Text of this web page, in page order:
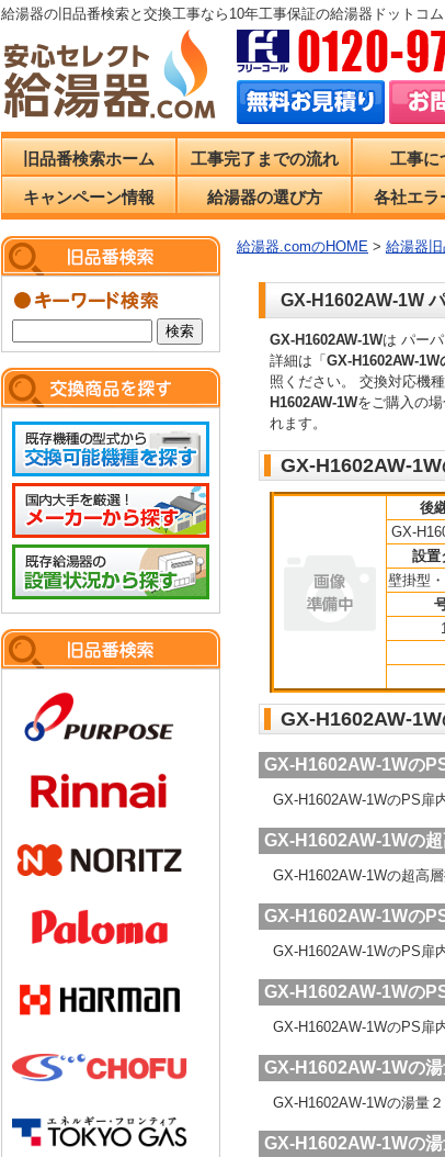
給湯器の旧品番検索と交換工事なら10年工事保証の給湯器ドットコム
旧品番検索ホーム 工事完了までの流れ 工事に
キャンペーン情報 給湯器の選び方 各社エラ
給湯器.comのHOME > 給湯器
GX-H1602AW-1W
GX-H1602AW-1Wは パー
詳細は「 GX-H1602AW-1W
照ください。 交換対応機
H1602AW-1Wをご購入の
れます。
GX-H1602AW-
後
GX-
設置
壁掛型
GX-H1602AW-
GX-H1602AW-1Wの
GX-H1602AW-1WのPS扉
GX-H1602AW-1Wの
GX-H1602AW-1Wの超高
GX-H1602AW-1Wの
GX-H1602AW-1WのPS扉
GX-H1602AW-1Wの
GX-H1602AW-1WのPS扉
GX-H1602AW-1Wの
GX-H1602AW-1Wの湯量
GX-H1602AW-1Wの